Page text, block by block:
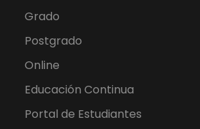
Grado
Postgrado
Online
Educación Continua
Portal de Estudiantes